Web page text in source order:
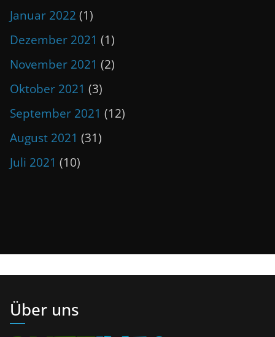
Januar 2022 (1)
Dezember 2021 (1)
November 2021 (2)
Oktober 2021 (3)
September 2021 (12)
August 2021 (31)
Juli 2021 (10)
Über uns